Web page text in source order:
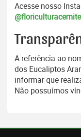
Acesse nosso
A referência ao
dos Eucaliptos
informar que
Não possuímos